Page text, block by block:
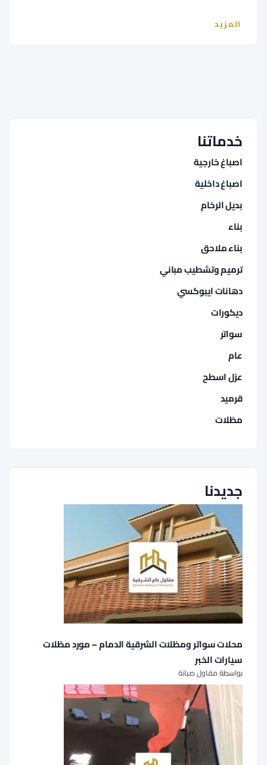
المزيد
خدماتنا
اصباغ خارجية
اصباغ داخلية
بديل الرخام
بناء
بناء ملاحق
ترميم وتشطيب مباني
دهانات ايبوكسي
ديكورات
سواتر
عام
عزل اسطح
قرميد
مظلات
جديدنا
محلات سواتر ومظلات الشرقية الدمام – مورد مظلات
سيارات الخبر
بواسطة مقاول صيانة